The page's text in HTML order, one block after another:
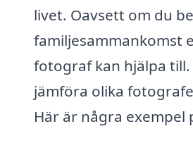
livet. Oavsett om du
familjesammankomst
fotograf kan hjälpa
jämföra olika
Här är några exempel